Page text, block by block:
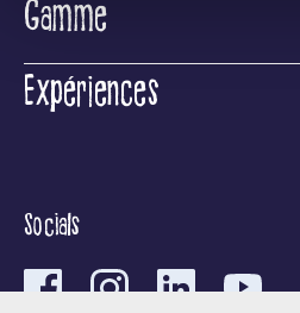
Gamme
Expériences
Socials